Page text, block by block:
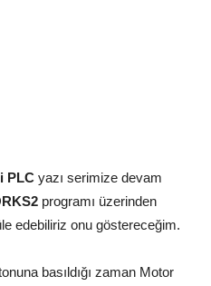
PLC yazı serimize devam
programı üzerinden
edebiliriz onu göstereceğim.
basıldığı zaman Motor